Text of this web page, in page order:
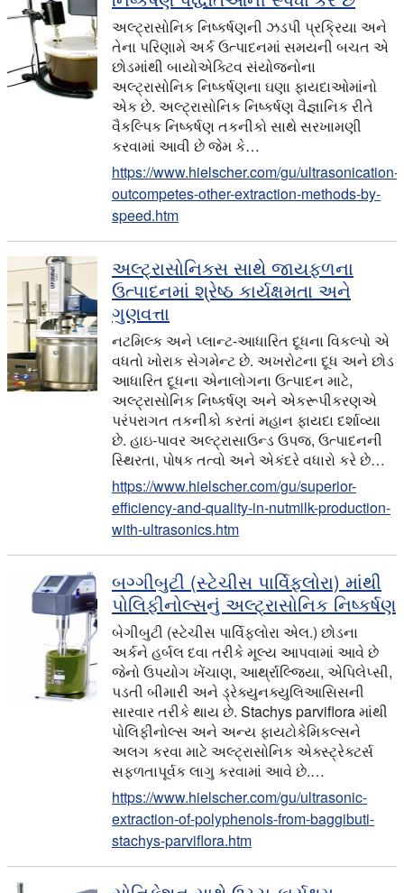
અલ્ટ્રાસોનિક નિષ્કર્ષણની ઝડપી પ્રક્રિયા અને
તેના પરિણામે અર્ક ઉત્પાદનમાં સમયની બચત એ
છોડમાંથી બાયોએક્ટિવ સંયોજનોના
અલ્ટ્રાસોનિક નિષ્કર્ષણના ઘણા ફાયદાઓમાંનો
એક છે. અલ્ટ્રાસોનિક નિષ્કર્ષણ વૈજ્ઞાનિક રીતે
વૈકલ્પિક નિષ્કર્ષણ તકનીકો સાથે સરખામણી
કરવામાં આવી છે જેમ કે…
https://www.hielscher.com/gu/ultrasonication-
outcompetes-other-extraction-methods-by-
speed.htm
અલ્ટ્રાસોનિક્સ સાથે જાયફળના
ઉત્પાદનમાં શ્રેષ્ઠ કાર્યક્ષમતા અને
ગુણવત્તા
નટમિલ્ક અને પ્લાન્ટ-આધારિત દૂધના વિકલ્પો એ
વધતો ખોરાક સેગમેન્ટ છે. અખરોટના દૂધ અને છોડ
આધારિત દૂધના એનાલોગના ઉત્પાદન માટે,
અલ્ટ્રાસોનિક નિષ્કર્ષણ અને એકરૂપીકરણએ
પરંપરાગત તકનીકો કરતાં મહાન ફાયદા દર્શાવ્યા
છે. હાઇ-પાવર અલ્ટ્રાસાઉન્ડ ઉપજ, ઉત્પાદનની
સ્થિરતા, પોષક તત્વો અને એકંદરે વધારો કરે છે…
https://www.hielscher.com/gu/superior-
efficiency-and-quality-in-nutmilk-production-
with-ultrasonics.htm
બગ્ગીબુટી (સ્ટેચીસ પાર્વિફ્લોરા) માંથી
પોલિફીનોલ્સનું અલ્ટ્રાસોનિક નિષ્કર્ષણ
બેગીબુટી (સ્ટેચીસ પાર્વિફ્લોરા એલ.) છોડના
અર્કને હર્બલ દવા તરીકે મૂલ્ય આપવામાં આવે છે
જેનો ઉપયોગ ખેંચાણ, આર્થ્રાલ્જિયા, એપિલેપ્સી,
પડતી બીમારી અને ડ્રેક્યુનક્યુલિઆસિસની
સારવાર તરીકે થાય છે. Stachys parviflora માંથી
પોલિફીનોલ્સ અને અન્ય ફાયટોકેમિકલ્સને
અલગ કરવા માટે અલ્ટ્રાસોનિક એક્સ્ટ્રેક્ટર્સ
સફળતાપૂર્વક લાગુ કરવામાં આવે છે.…
https://www.hielscher.com/gu/ultrasonic-
extraction-of-polyphenols-from-baggibuti-
stachys-parviflora.htm